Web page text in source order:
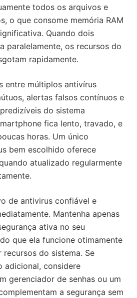
todos os arquivos e
o que consome memória RAM
Quando dois
paralelamente, os recursos do
rapidamente.
entre múltiplos antivírus
alertas falsos contínuos e
do sistema
fica lento, travado, e
horas. Um único
bem escolhido oferece
atualizado regularmente
de antivirus confiável e
Mantenha apenas
ativa no seu
que ela funcione otimamente
do sistema. Se
adicional, considere
gerenciador de senhas ou um
a segurança sem